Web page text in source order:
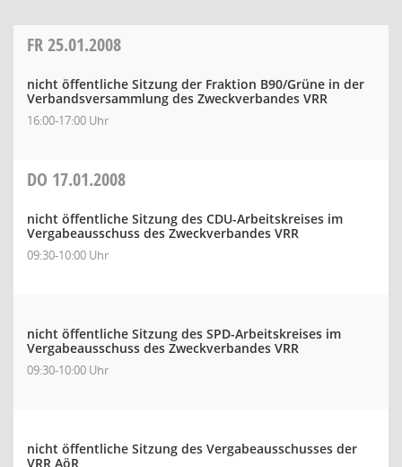
FR25.01.2008
nicht öffentliche Sitzung der Fraktion B90/Grüne in der
Verbandsversammlung des Zweckverbandes VRR
16:00-17:00 Uhr
DO 17.01.2008
nicht öffentliche Sitzung des CDU-Arbeitskreises im
Vergabeausschuss des Zweckverbandes VRR
09:30-10:00 Uhr
nicht öffentliche Sitzung des SPD-Arbeitskreises im
Vergabeausschuss des Zweckverbandes VRR
09:30-10:00 Uhr
nicht öffentliche Sitzung des Vergabeausschusses der
VRR AöR